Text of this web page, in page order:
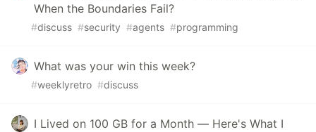
When the Boundaries Fail?
#discuss #security #agents #programming
What was your win this week?
#weeklyretro #discuss
I Lived on 100 GB for a Month — Here's What I